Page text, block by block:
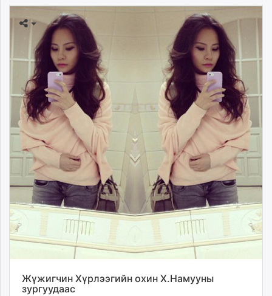
Жүжигчин Хүрлээгийн охин Х.Намууны
зургуудаас